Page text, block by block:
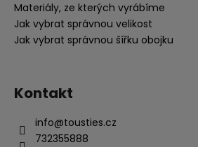
Materiály, ze kterých vyrábíme
Jak vybrat správnou velikost
Jak vybrat správnou šířku obojku
Kontakt
info@tousties.cz
732355888